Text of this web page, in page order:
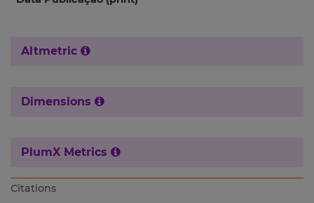
Altmetric
Dimensions
PlumX Metrics
Citations